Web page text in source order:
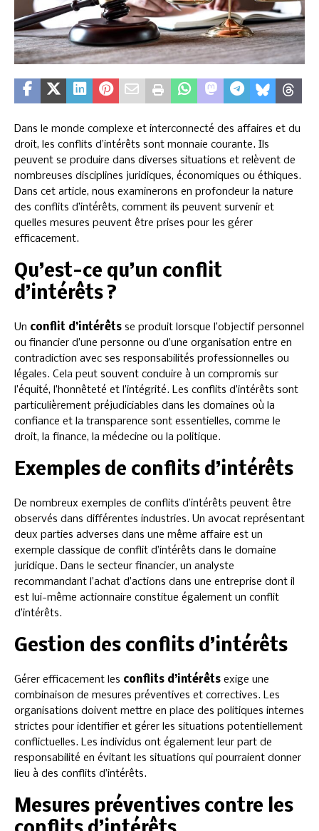
Dans le monde complexe et interconnecté des affaires et du
droit, les conflits d’intérêts sont monnaie courante. Ils
peuvent se produire dans diverses situations et relèvent de
nombreuses disciplines juridiques, économiques ou éthiques.
Dans cet article, nous examinerons en profondeur la nature
des conflits d’intérêts, comment ils peuvent survenir et
quelles mesures peuvent être prises pour les gérer
efficacement.
Qu’est-ce qu’un conflit
d’intérêts ?
Un conflit d’intérêts se produit lorsque l’objectif personnel
ou financier d’une personne ou d’une organisation entre en
contradiction avec ses responsabilités professionnelles ou
légales. Cela peut souvent conduire à un compromis sur
l’équité, l’honnêteté et l’intégrité. Les conflits d’intérêts sont
particulièrement préjudiciables dans les domaines où la
confiance et la transparence sont essentielles, comme le
droit, la finance, la médecine ou la politique.
Exemples de conflits d’intérêts
De nombreux exemples de conflits d’intérêts peuvent être
observés dans différentes industries. Un avocat représentant
deux parties adverses dans une même affaire est un
exemple classique de conflit d’intérêts dans le domaine
juridique. Dans le secteur financier, un analyste
recommandant l’achat d’actions dans une entreprise dont il
est lui-même actionnaire constitue également un conflit
d’intérêts.
Gestion des conflits d’intérêts
Gérer efficacement les conflits d’intérêts exige une
combinaison de mesures préventives et correctives. Les
organisations doivent mettre en place des politiques internes
strictes pour identifier et gérer les situations potentiellement
conflictuelles. Les individus ont également leur part de
responsabilité en évitant les situations qui pourraient donner
lieu à des conflits d’intérêts.
Mesures préventives contre les